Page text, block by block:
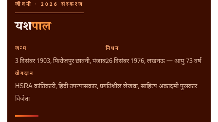
जीवनी · 2026 संस्करण
यशपाल
जन्म
3 दिसंबर 1903, फिरोजपुर छावनी, पंजाब
निधन
26 दिसंबर 1976, लखनऊ — आयु 73 वर्ष
योगदान
HSRA क्रांतिकारी, हिंदी उपन्यासकार, प्रगतिशील लेखक, साहित्य अकादमी पुरस्कार
विजेता